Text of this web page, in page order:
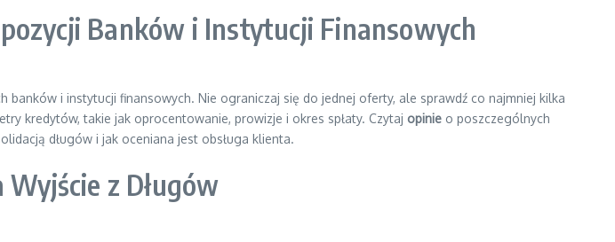
Banków i Instytucji Finansowych
banków i instytucji finansowych. Nie ograniczaj się do jednej oferty, ale sprawdź co najmniej kilka
kredytów, takie jak oprocentowanie, prowizje i okres spłaty. Czytaj opinie o poszczególnych
długów i jak oceniana jest obsługa klienta.
z Długów